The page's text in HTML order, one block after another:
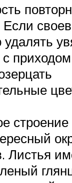
Если
удалять
с
строение
Листья